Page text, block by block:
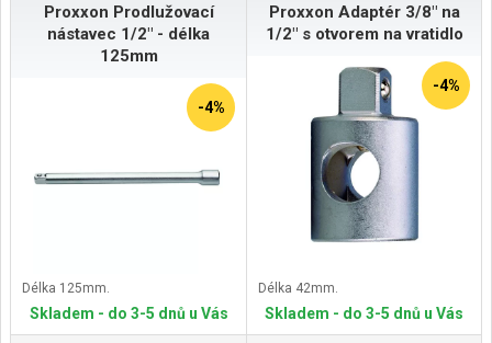
Proxxon Prodlužovací
nástavec 1/2" - délka
125mm
-4%
Délka 125mm.
Skladem - do 3-5 dnů u Vás
Proxxon Adaptér 3/8" na
1/2" s otvorem na vratidlo
-4%
Délka 42mm.
Skladem - do 3-5 dnů u Vás